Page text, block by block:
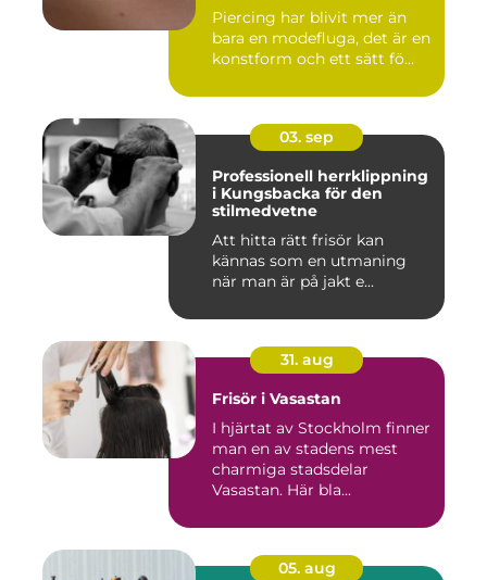
Piercing har blivit mer än
bara en modefluga, det är en
konstform och ett sätt fö...
03. sep
Professionell herrklippning
i Kungsbacka för den
stilmedvetne
Att hitta rätt frisör kan
kännas som en utmaning
när man är på jakt e...
31. aug
Frisör i Vasastan
I hjärtat av Stockholm finner
man en av stadens mest
charmiga stadsdelar
Vasastan. Här bla...
05. aug